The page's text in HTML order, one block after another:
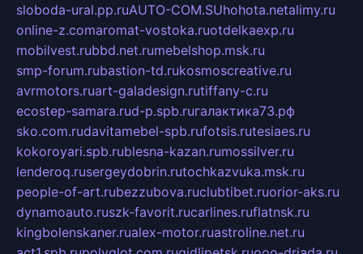
sloboda-ural.pp.ruAUTO-COM.SUhohota.netalimy.ru
online-z.comaromat-vostoka.ruotdelkaexp.ru
mobilvest.rubbd.net.rumebelshop.msk.ru
smp-forum.rubastion-td.rukosmoscreative.ru
avrmotors.ruart-galadesign.rutiffany-c.ru
ecostep-samara.rud-p.spb.ruгалактика73.рф
sko.com.rudavitamebel-spb.rufotsis.rutesiaes.ru
kokoroyari.spb.rublesna-kazan.rumossilver.ru
lenderoq.rusergeydobrin.rutochkazvuka.msk.ru
people-of-art.rubezzubova.ruclubtibet.ruorior-aks.ru
dynamoauto.ruszk-favorit.rucarlines.ruflatnsk.ru
kingbolenskaner.rualex-motor.ruastroline.net.ru